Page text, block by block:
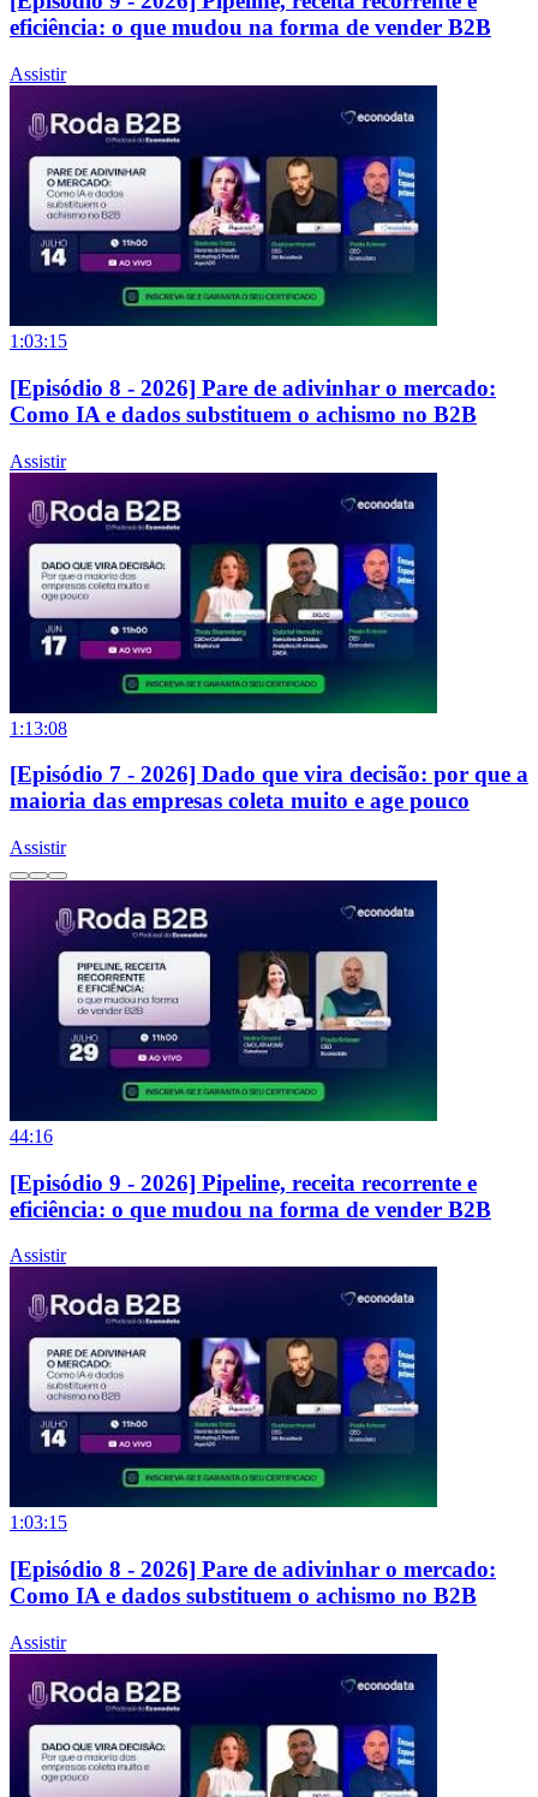
eficiência: o que mudou na forma de vender B2B
Assistir
1:03:15
[Episódio 8 - 2026] Pare de adivinhar o mercado:
Como IA e dados substituem o achismo no B2B
Assistir
1:13:08
[Episódio 7 - 2026] Dado que vira decisão: por que a
maioria das empresas coleta muito e age pouco
Assistir
44:16
[Episódio 9 - 2026] Pipeline, receita recorrente e
eficiência: o que mudou na forma de vender B2B
Assistir
1:03:15
[Episódio 8 - 2026] Pare de adivinhar o mercado:
Como IA e dados substituem o achismo no B2B
Assistir